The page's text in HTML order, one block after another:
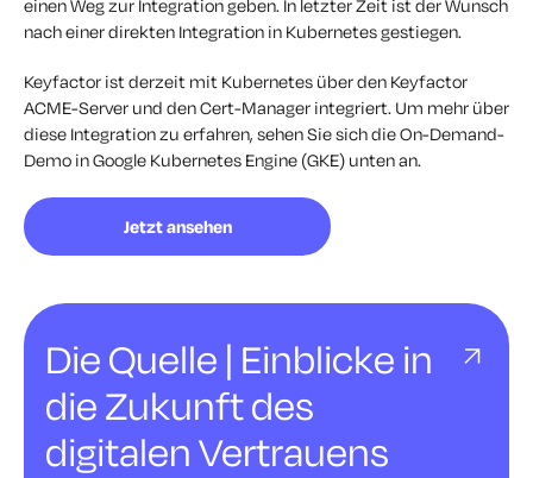
einen Weg zur Integration geben. In letzter Zeit ist der Wunsch
nach einer direkten Integration in Kubernetes gestiegen.
Keyfactor ist derzeit mit Kubernetes über den Keyfactor
ACME-Server und den Cert-Manager integriert. Um mehr über
diese Integration zu erfahren, sehen Sie sich die On-Demand-
Demo in Google Kubernetes Engine (GKE) unten an.
Jetzt ansehen
Die Quelle | Einblicke in
die Zukunft des
digitalen Vertrauens